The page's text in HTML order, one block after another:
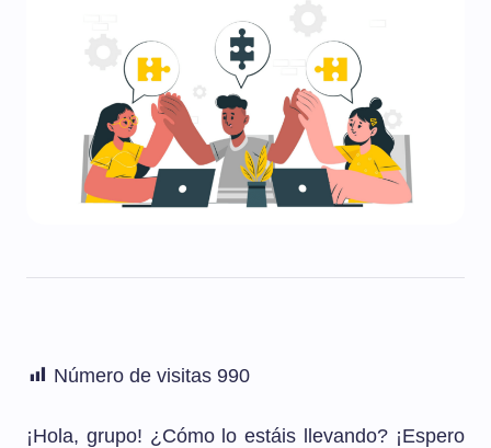
Número de visitas 990
¡Hola, grupo! ¿Cómo lo estáis llevando? ¡Espero